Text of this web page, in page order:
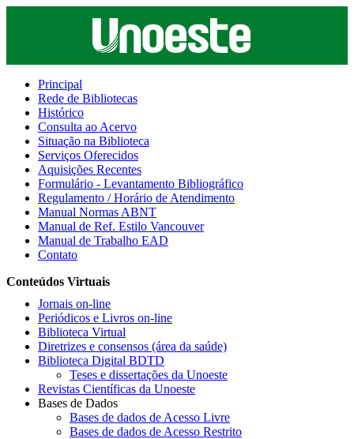
Principal
Rede de Bibliotecas
Histórico
Consulta ao Acervo
Situação na Biblioteca
Serviços Oferecidos
Aquisições Recentes
Formulário - Levantamento Bibliográfico
Regulamento / Horário de Atendimento
Manual Normas ABNT
Manual de Ref. Estilo Vancouver
Manual de Trabalho EAD
Contato
Conteúdos Virtuais
Jornais on-line
Periódicos e Livros on-line
Biblioteca Virtual
Diretrizes e consensos (área da saúde)
Biblioteca Digital BDTD
Teses e dissertações da Unoeste
Revistas Científicas da Unoeste
Bases de Dados
Bases de dados de Acesso Livre
Bases de dados de Acesso Restrito